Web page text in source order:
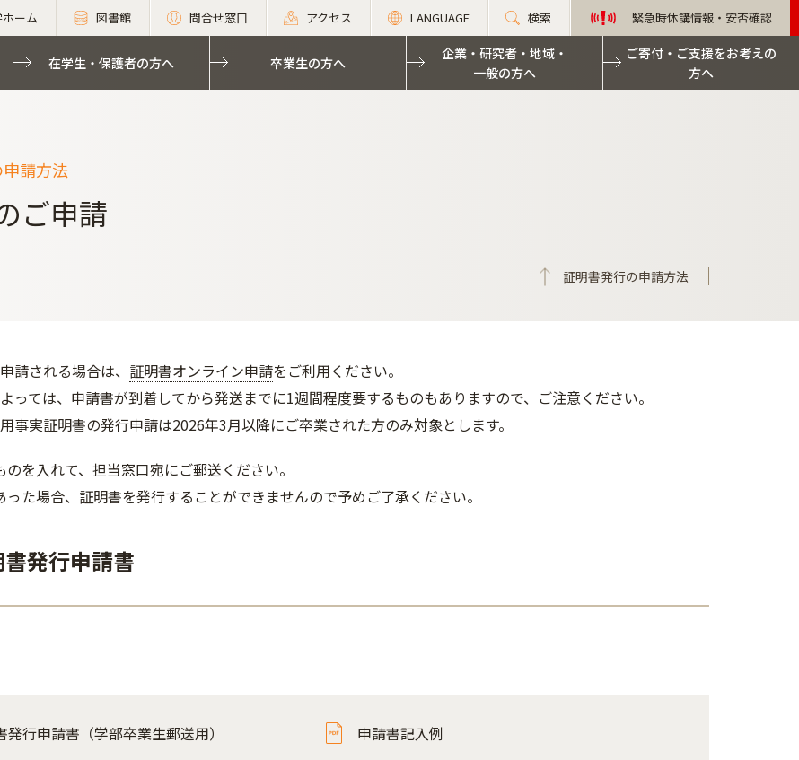
ーム 図書館 問合せ窓口 アクセス LANGUAGE 検索 緊急時休講情報・安否確認
在学生・保護者の方へ 卒業生の方へ
企業・研究者・地域・
一般の方へ
ご寄付・ご支援をお考えの
方へ
請方法
ご申請
証明書発行の申請方法
請される場合は、 証明書オンライン申請をご利用ください。
っては、申請書が到着してから発送までに1週間程度要するものもありますので、ご注意ください。
事実証明書の発行申請は2026年3月以降にご卒業された方のみ対象とします。
を入れて、担当窓口宛にご郵送ください。
た場合、証明書を発行することができませんので予めご了承ください。
書発行申請書
発行申請書（学部卒業生郵送用） 申請書記入例